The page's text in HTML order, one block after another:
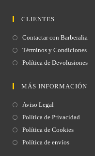
MÁS INFORMACIÓN
Aviso Legal
Política de Privacidad
Política de Cookies
Política de envíos
CLIENTES
Contactar con Barberalia
Términos y Condiciones
Política de Devolusiones